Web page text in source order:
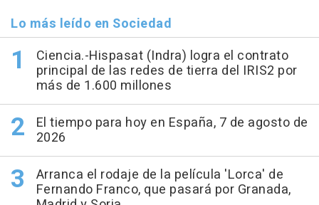
Lo más leído en Sociedad
Ciencia.-Hispasat (Indra) logra el contrato
principal de las redes de tierra del IRIS2 por
más de 1.600 millones
El tiempo para hoy en España, 7 de agosto de
2026
Arranca el rodaje de la película 'Lorca' de
Fernando Franco, que pasará por Granada,